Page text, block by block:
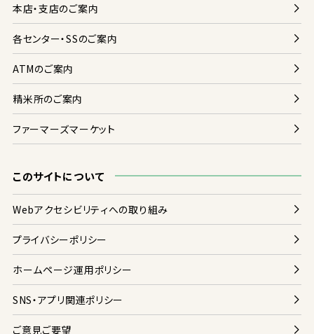
本店・支店のご案内
各センター・SSのご案内
ATMのご案内
精米所のご案内
ファーマーズマーケット
このサイトについて
Webアクセシビリティへの取り組み
プライバシーポリシー
ホームページ運用ポリシー
SNS・アプリ関連ポリシー
ご意見ご要望